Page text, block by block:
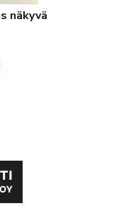
näkyvä